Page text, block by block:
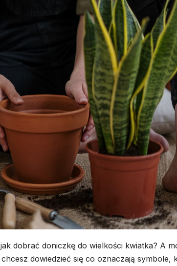
dobrać doniczkę do wielkości kwiatka? A
dowiedzieć się co oznaczają symbole,
Dom
modułowy
całoroczny –
co zapewnia
30 LIPCA, 2026
DOM I OGRÓD
Rolety
15